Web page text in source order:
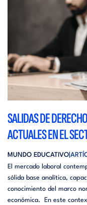
SALIDAS DE
ACTUALES EN EL
MUNDO EDUCATIVO
El mercado laboral
sólida base analítica,
conocimiento del marco
económica. En este